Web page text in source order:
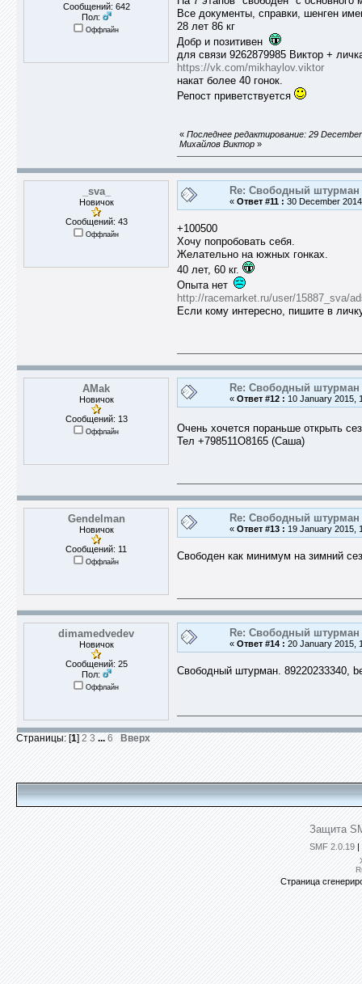
Сообщений: 642
Пол:
Оффлайн
Все документы, справки, шенген
28 лет 86 кг
Добр и позитивен
для связи 9262879985 Виктор +
https://vk.com/mikhaylov.viktor
накат более 40 гонок.
Репост приветствуется
« Последнее редактирование: 29
Михайлов Виктор »
_sva_
Новичок
Сообщений: 43
Оффлайн
Re: Свободный штурман
« Ответ #11 : 30 December
+100500
Хочу попробовать себя.
Желательно на южных гонках.
40 лет, 60 кг.
Опыта нет
http://racemarket.ru/user/15887_sva/
Если кому интересно, пишите в
AMak
Новичок
Сообщений: 13
Оффлайн
Re: Свободный штурман
« Ответ #12 : 10 January 2015,
Очень хочется пораньше открыть
Тел +798511О8165 (Саша)
Gendelman
Новичок
Сообщений: 11
Оффлайн
Re: Свободный штурман
« Ответ #13 : 19 January 2015,
Свободен как минимум на зимний
dimamedvedev
Новичок
Сообщений: 25
Пол:
Оффлайн
Re: Свободный штурман
« Ответ #14 : 20 January 2015,
Свободный штурман. 89220233340,
Страницы: [1] 2 3 ... 6 Вверх
Защита
SMF 2.0.19 |
Страница